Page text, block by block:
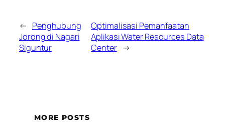
← Penghubung
Jorong di Nagari
Siguntur
Optimalisasi Pemanfaatan
Aplikasi Water Resources Data
Center →
MORE POSTS